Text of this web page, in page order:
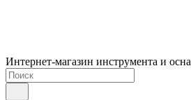
Интернет-магазин инструмента и